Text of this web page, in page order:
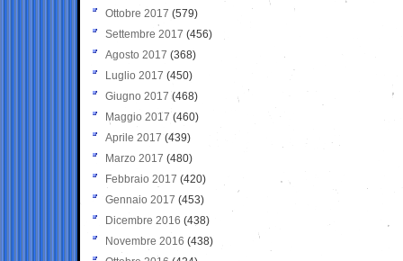
Ottobre 2017 (579)
Settembre 2017 (456)
Agosto 2017 (368)
Luglio 2017 (450)
Giugno 2017 (468)
Maggio 2017 (460)
Aprile 2017 (439)
Marzo 2017 (480)
Febbraio 2017 (420)
Gennaio 2017 (453)
Dicembre 2016 (438)
Novembre 2016 (438)